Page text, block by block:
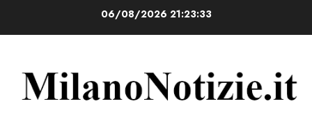
06/08/2026 21:23:34